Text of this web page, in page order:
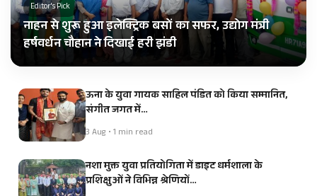
Editor's Pick
नाहन से शुरू हुआ इलेक्ट्रिक बसों का सफर, उद्योग मंत्री
हर्षवर्धन चौहान ने दिखाई हरी झंडी
ऊना के युवा गायक साहिल पंडित को किया सम्मानित,
संगीत जगत में…
3 Aug • 1 min read
नशा मुक्त युवा प्रतियोगिता में डाइट धर्मशाला के
प्रशिक्षुओं ने विभिन्न श्रेणियों…